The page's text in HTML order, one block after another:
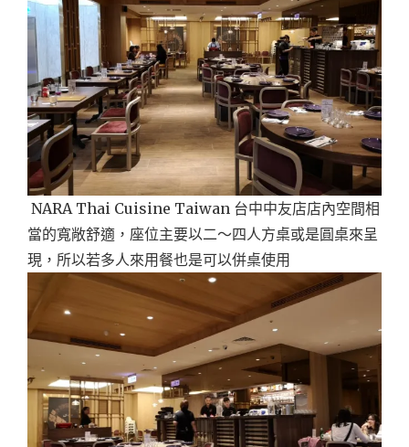
NARA Thai Cuisine Taiwan 台中中友店店內空間相
當的寬敞舒適，座位主要以二～四人方桌或是圓桌來呈
現，所以若多人來用餐也是可以併桌使用